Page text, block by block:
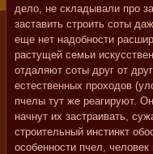
дело, не складывали про
заставить строить соты
еще нет надобности
растущей семьи
отдаляют соты друг от
естественных проходов
пчелы тут же реагируют.
начнут их застраивать,
строительный инстинкт
особенности пчел,